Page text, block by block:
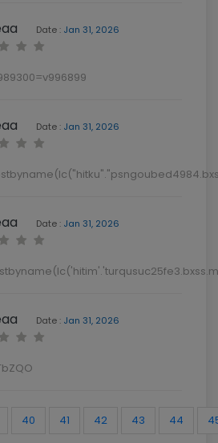
Date : Jan 31, 2026
Date : Jan 31, 2026
Date : Jan 31, 2026
Date : Jan 31, 2026
40 41 42 43 44